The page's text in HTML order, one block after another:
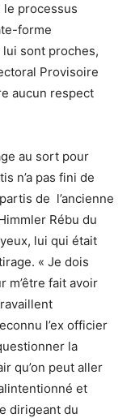
le processus
forme
sont proches,
Provisoire
aucun respect
au sort pour
n’a pas fini de
de l’ancienne
Rébu du
lui qui était
« Je dois
m’être fait avoir
l’ex officier
la
qu’on peut aller
et
dirigeant du